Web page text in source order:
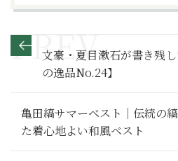
文豪・夏目漱石が書き残
の逸品No.24】
亀田縞サマーベスト｜伝統の
た着心地よい和風ベスト